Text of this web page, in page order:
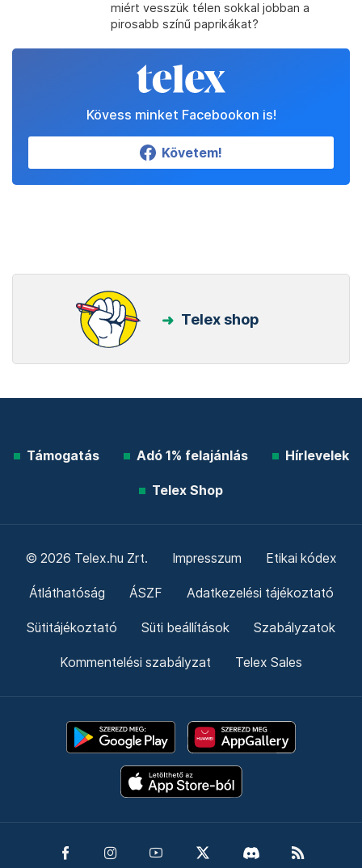
miért vesszük télen sokkal jobban a
pirosabb színű paprikákat?
Kövess minket Facebookon is!
Követem!
Telex shop
Támogatás Adó 1% felajánlás Hírlevelek
Telex Shop
© 2026 Telex.hu Zrt. Impresszum Etikai kódex
Átláthatóság ÁSZF Adatkezelési tájékoztató
Sütitájékoztató Süti beállítások Szabályzatok
Kommentelési szabályzat Telex Sales